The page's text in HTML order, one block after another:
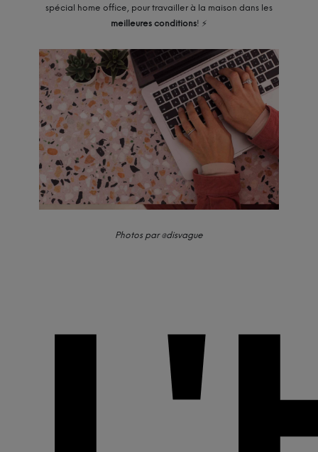
spécial home office, pour travailler à la maison dans les
meilleures conditions! ⚡️
Photos par @disvague